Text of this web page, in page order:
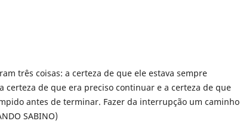
três coisas: a certeza de que ele estava sempre
certeza de que era preciso continuar e a certeza de que
antes de terminar. Fazer da interrupção um caminho
SABINO)